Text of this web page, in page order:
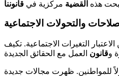
هذه القضية مركزية في قانوننا
والتحولات الاجتماعية
التغيرات الاجتماعية. تكيف
وقانون
للمواطنين. ظهرت مجالات جديدة